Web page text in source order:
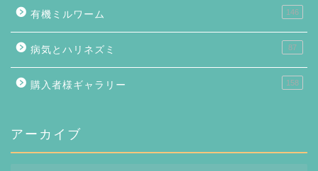
有機ミルワーム 146
病気とハリネズミ 87
購入者様ギャラリー 158
アーカイブ